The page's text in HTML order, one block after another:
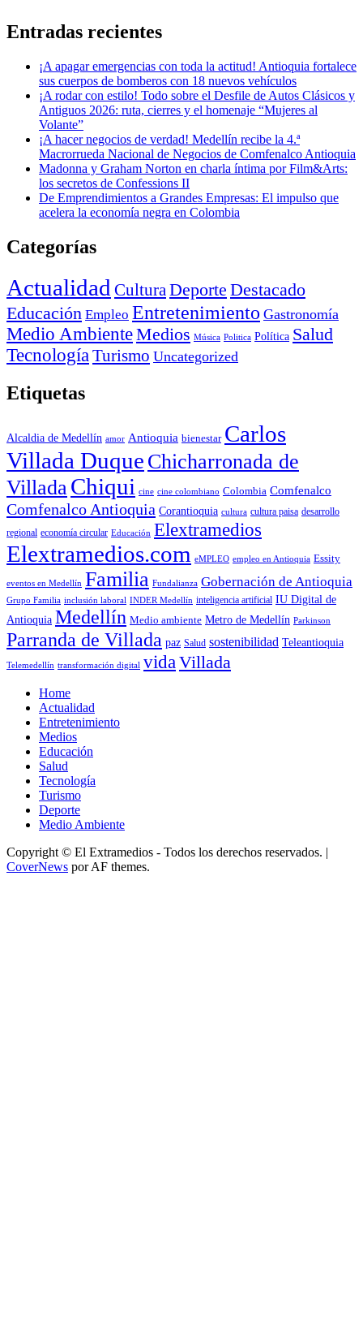
Entradas recientes
¡A apagar emergencias con toda la actitud! Antioquia fortalece
sus cuerpos de bomberos con 18 nuevos vehículos
¡A rodar con estilo! Todo sobre el Desfile de Autos Clásicos y
Antiguos 2026: ruta, cierres y el homenaje “Mujeres al
Volante”
¡A hacer negocios de verdad! Medellín recibe la 4.ª
Macrorrueda Nacional de Negocios de Comfenalco Antioquia
Madonna y Graham Norton en charla íntima por Film&Arts:
los secretos de Confessions II
De Emprendimientos a Grandes Empresas: El impulso que
acelera la economía negra en Colombia
Categorías
Actualidad Cultura Deporte Destacado
Educación Empleo Entretenimiento Gastronomía
Medio AmbienteMedios Música Politica Política Salud
Tecnología Turismo Uncategorized
Etiquetas
Alcaldia de Medellín amor Antioquia bienestar Carlos
Villada Duque Chicharronada de
Villada Chiqui cine cine colombiano Colombia Comfenalco
Comfenalco Antioquia Corantioquia cultura cultura paisa desarrollo
regional economía circular Educación Elextramedios
Elextramedios.com eMPLEO empleo en Antioquia Essity
eventos en Medellín Familia Fundalianza Gobernación de Antioquia
Grupo Familia inclusión laboral INDER Medellín inteligencia artificial IU Digital de
Antioquia Medellín Medio ambiente Metro de Medellín Parkinson
Parranda de Villada paz Salud sostenibilidad Teleantioquia
Telemedellín transformación digital vida Villada
Home
Actualidad
Entretenimiento
Medios
Educación
Salud
Tecnología
Turismo
Deporte
Medio Ambiente
Copyright © El Extramedios - Todos los derechos reservados. |
CoverNews por AF themes.